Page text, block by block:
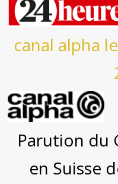
canal alpha
Parution du
en Suisse